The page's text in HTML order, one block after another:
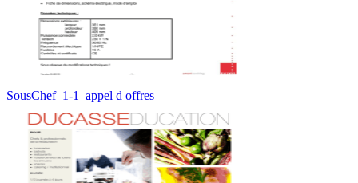
SousChef_1-1_appel d offres